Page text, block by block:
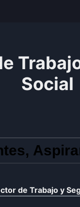
Social
de Trabajo y